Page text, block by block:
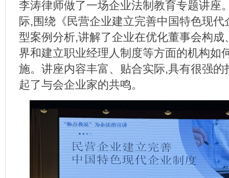
李涛律师做了一场企业法制教育专题讲座
际,围绕《民营企业建立完善中国特色现
型案例分析,讲解了企业在优化董事会构成
界和建立职业经理人制度等方面的机构如
施。讲座内容丰富、贴合实际,具有很强的
起了与会企业家的共鸣。